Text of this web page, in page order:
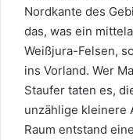
Nordkante des
das, was ein
Weißjura-Felsen,
ins Vorland. Wer
Staufer taten es,
unzählige kleinere
Raum entstand